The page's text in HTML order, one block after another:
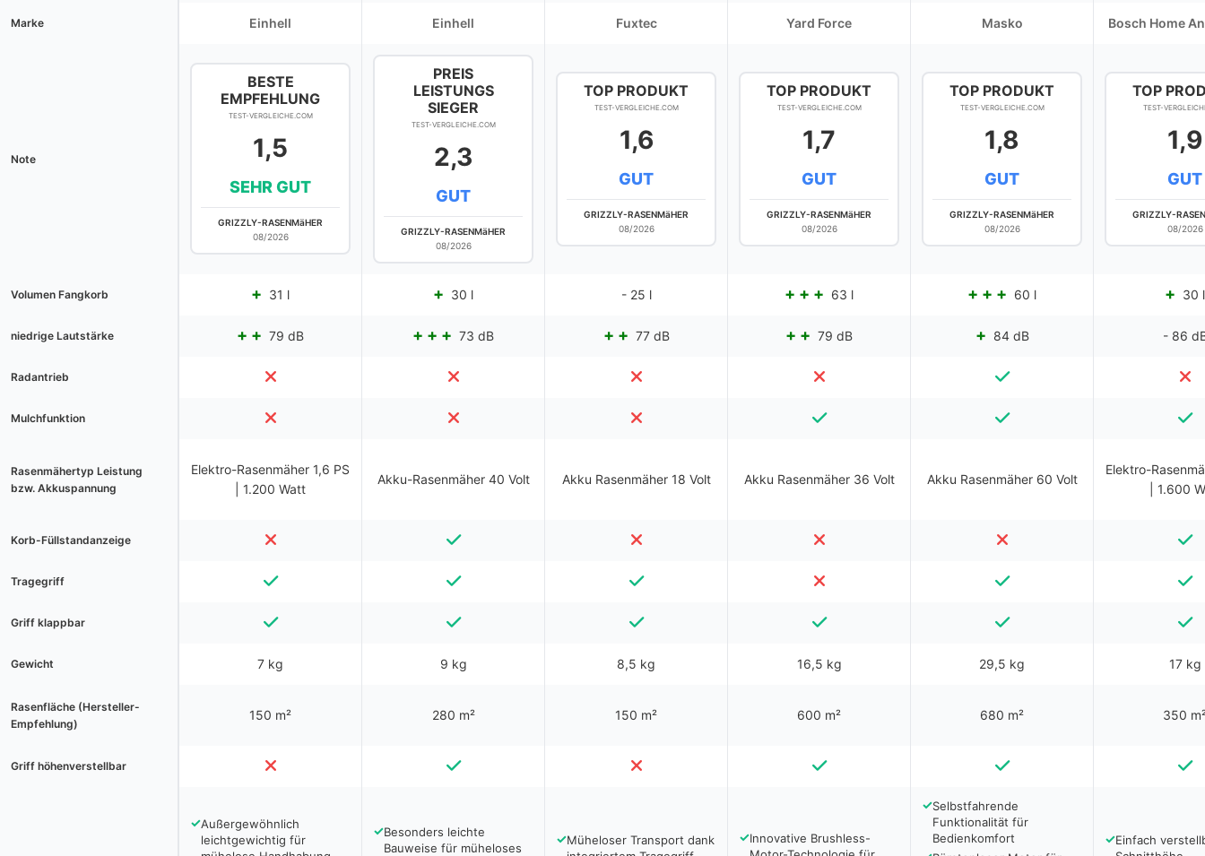
Marke Einhell Einhell Fuxtec Yard Force Masko Bosch Home
Note
BESTE
EMPFEHLUNG
TEST-VERGLEICHE.COM
1,5
SEHR GUT
GRIZZLY-RASENMäHER
08/2026
PREIS
LEISTUNGS
SIEGER
TEST-VERGLEICHE.COM
2,3
GUT
GRIZZLY-RASENMäHER
08/2026
TOP PRODUKT
TEST-VERGLEICHE.COM
1,6
GUT
GRIZZLY-RASENMäHER
08/2026
TOP PRODUKT
TEST-VERGLEICHE.COM
1,7
GUT
GRIZZLY-RASENMäHER
08/2026
TOP PRODUKT
TEST-VERGLEICHE.COM
1,8
GUT
GRIZZLY-RASENMäHER
08/2026
TOP
TEST-
1,9
GUT
GRIZZLY-
08/2026
Volumen Fangkorb 31 l 30 l - 25 l 63 l 60 l 30 l
niedrige Lautstärke 79 dB 73 dB 77 dB 79 dB 84 dB - 86
Radantrieb
Mulchfunktion
Rasenmähertyp Leistung
bzw. Akkuspannung
Elektro-Rasenmäher 1,6 PS
| 1.200 Watt
Akku-Rasenmäher 40 Volt Akku Rasenmäher 18 Volt Akku Rasenmäher 36 Volt Akku Rasenmäher 60 Volt
Elektro-
| 1.600
Korb-Füllstandanzeige
Tragegriff
Griff klappbar
Gewicht 7 kg 9 kg 8,5 kg 16,5 kg 29,5 kg 17 kg
Rasenfläche (Hersteller-
Empfehlung)
150 m² 280 m² 150 m² 600 m² 680 m² 350
Griff höhenverstellbar
✓Außergewöhnlich
leichtgewichtig für
✓Besonders leichte
Bauweise für müheloses
✓Müheloser Transport dank
✓Innovative Brushless-
✓Selbstfahrende
Funktionalität für
Bedienkomfort
✓Einfach